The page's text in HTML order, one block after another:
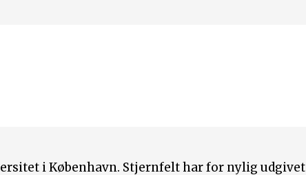
i København. Stjernfelt har for nylig udgivet